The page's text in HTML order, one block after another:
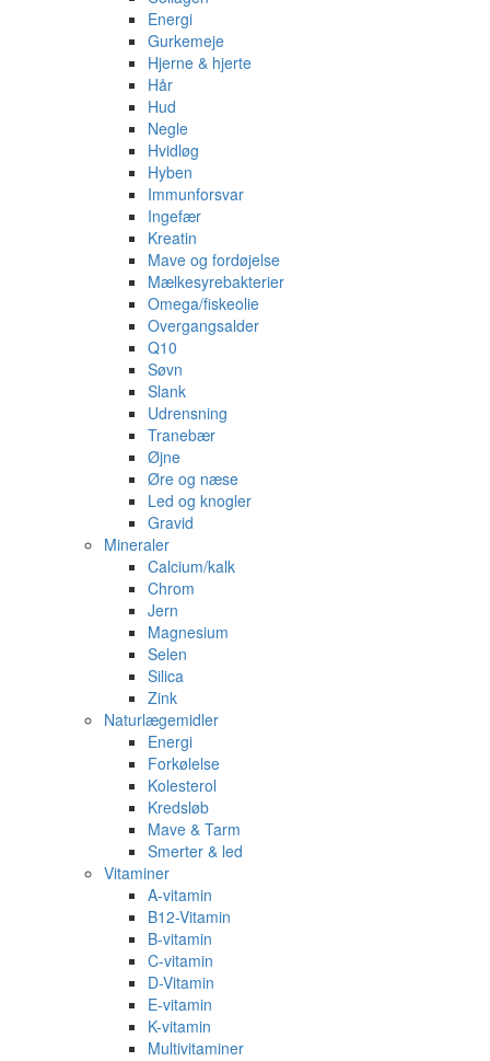
Energi
Gurkemeje
Hjerne & hjerte
Hår
Hud
Negle
Hvidløg
Hyben
Immunforsvar
Ingefær
Kreatin
Mave og fordøjelse
Mælkesyrebakterier
Omega/fiskeolie
Overgangsalder
Q10
Søvn
Slank
Udrensning
Tranebær
Øjne
Øre og næse
Led og knogler
Gravid
Mineraler
Calcium/kalk
Chrom
Jern
Magnesium
Selen
Silica
Zink
Naturlægemidler
Energi
Forkølelse
Kolesterol
Kredsløb
Mave & Tarm
Smerter & led
Vitaminer
A-vitamin
B12-Vitamin
B-vitamin
C-vitamin
D-Vitamin
E-vitamin
K-vitamin
Multivitaminer